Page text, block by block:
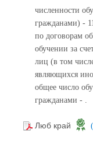
численности
гражданами) -
по договорам
обучении за
лиц (в том
являющихся
общее число
гражданами - .
Люб край